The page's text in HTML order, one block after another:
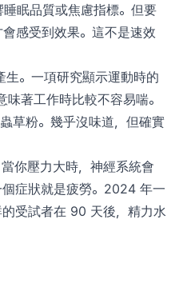
眠品質或焦慮指標。但要
感受到效果。這不是速效
。一項研究顯示運動時的
著工作時比較不容易喘。
草粉。幾乎沒味道，但確實
你壓力大時，神經系統會
症狀就是疲勞。2024 年一
受試者在 90 天後，精力水